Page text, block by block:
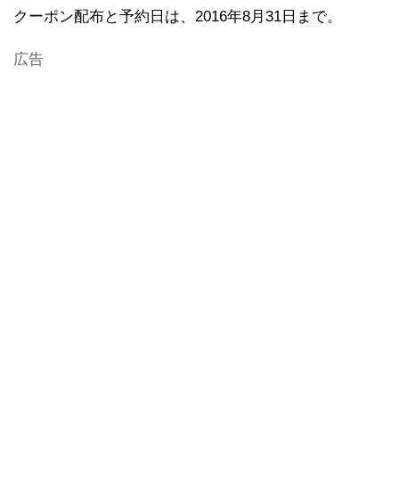
クーポン配布と予約日は、2016年8月31日まで。
広告